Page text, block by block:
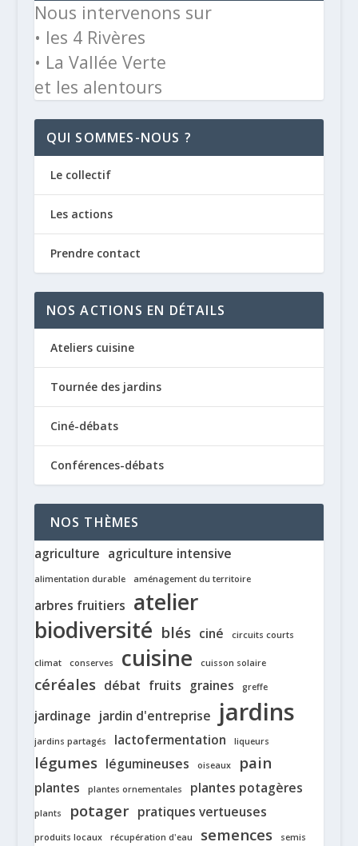
Nous intervenons sur
• les 4 Rivères
• La Vallée Verte
et les alentours
QUI SOMMES-NOUS ?
Le collectif
Les actions
Prendre contact
NOS ACTIONS EN DÉTAILS
Ateliers cuisine
Tournée des jardins
Ciné-débats
Conférences-débats
NOS THÈMES
agriculture agriculture intensive
alimentation durable aménagement du territoire
arbres fruitiers atelier
biodiversité blés ciné circuits courts
climat conserves cuisine cuisson solaire
céréales débat fruits graines greffe
jardinage jardin d'entreprise jardins
jardins partagés lactofermentation liqueurs
légumes légumineuses oiseaux pain
plantes plantes ornementales plantes potagères
plants potager pratiques vertueuses
produits locaux récupération d'eau semences semis